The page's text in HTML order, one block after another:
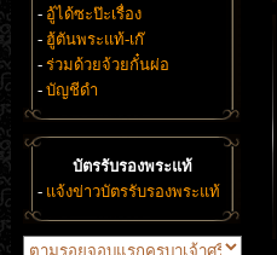
- อู้ได้ซะป๊ะเรื่อง
- ฮู้ตันพระแท้-เก๊
- ร่วมด้วยจ้วยกั๋นผ่อ
- บัญชีดำ
บัตรรับรองพระแท้
- แจ้งข่าวบัตรรับรองพระแท้